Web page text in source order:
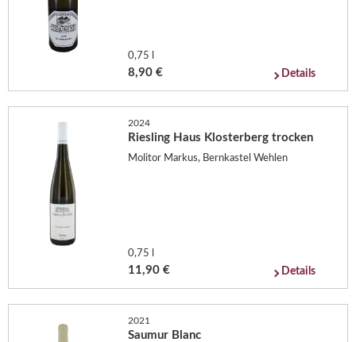
0,75 l
8,90 € Details
2024
Riesling Haus Klosterberg trocken
Molitor Markus, Bernkastel Wehlen
0,75 l
11,90 € Details
2021
Saumur Blanc